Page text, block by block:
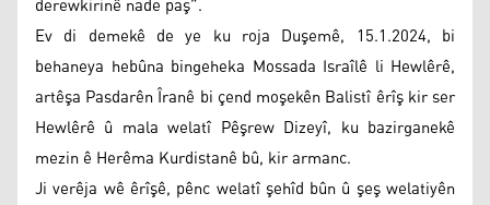
Ev di demekê de ye ku roja Duşemê, 15.1.2024, bi
behaneya hebûna bingeheka Mossada Israîlê li Hewlêrê,
artêşa Pasdarên Îranê bi çend moşekên Balistî êrîş kir ser
Hewlêrê û mala welatî Pêşrew Dizeyî, ku bazirganekê
mezin ê Herêma Kurdistanê bû, kir armanc.
Ji verêja wê êrîşê, pênc welatî şehîd bûn û şeş welatiyên